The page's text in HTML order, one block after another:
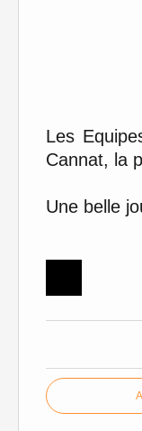
Les
Cannat, la
Une belle